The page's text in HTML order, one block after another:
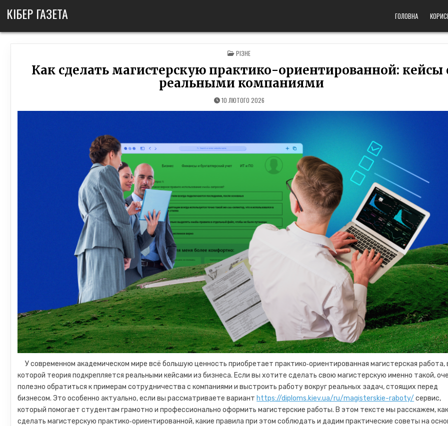
КІБЕР ГАЗЕТА ГОЛОВНА
POSTED
IN
РІЗНЕ
Как сделать магистерскую практико-ориентированной: кейсы
реальными компаниями
10 ЛЮТОГО 2026
У современном академическом мире всё большую ценность приобретает практико‑ориентированная магистерская работа,
которой теория подкрепляется реальными кейсами из бизнеса. Если вы хотите сделать свою магистерскую именно такой,
полезно обратиться к примерам сотрудничества с компаниями и выстроить работу вокруг реальных задач, стоящих перед
бизнесом. Это особенно актуально, если вы рассматриваете вариант https://diploms.kiev.ua/ru/magisterskie-raboty/ сервис,
который помогает студентам грамотно и профессионально оформить магистерские работы. В этом тексте мы расскажем, как
сделать магистерскую практико‑ориентированной, какие правила при этом соблюдать и дадим практические советы на